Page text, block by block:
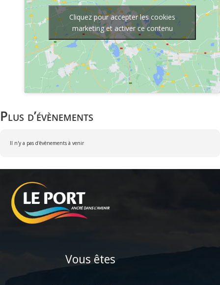
Cliquez pour accepter les cookies
marketing et activer ce contenu
Plus d’évènements
Il n'y a pas d'évènements à venir
Vous êtes